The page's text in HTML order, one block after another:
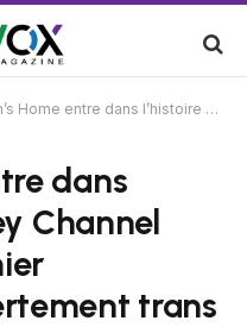
dans l’histoire de Disney Channel avec le tout premier personnage ouvertement trans
dans
Channel
trans